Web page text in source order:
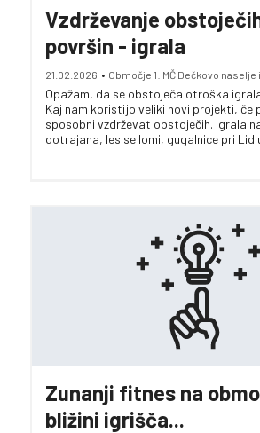
Vzdrževanje
površin - igrala
21.02.2026 • Območje 1: MČ Dečkovo naselje
Opažam, da se obstoječa otroška
Kaj nam koristijo veliki novi projekti, če
sposobni vzdrževat obstoječih. Igrala
dotrajana, les se lomi, gugalnice pri
Zunanji fitnes na
bližini igrišča...